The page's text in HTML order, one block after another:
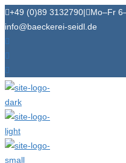
+49 (0)89 3132790| Mo–Fr
info@baeckerei-seidl.de